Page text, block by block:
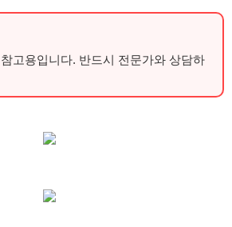
고용입니다. 반드시 전문가와 상담하